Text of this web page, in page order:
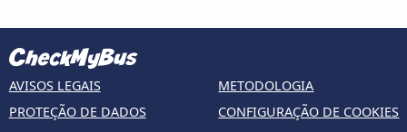
AVISOS LEGAIS
PROTEÇÃO DE DADOS
METODOLOGIA
CONFIGURAÇÃO DE COOKIES